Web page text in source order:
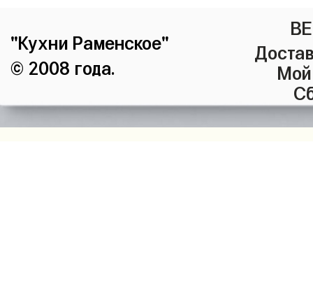
"Кухни Раменское"
© 2008 года.